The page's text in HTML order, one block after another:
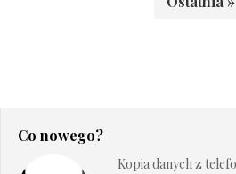
Co nowego?
Kopia danych z